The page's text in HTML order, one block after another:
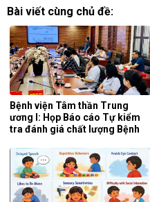
Bài viết cùng chủ đề:
Bệnh viện Tâm thần Trung
ương I: Họp Báo cáo Tự kiểm
tra đánh giá chất lượng Bệnh